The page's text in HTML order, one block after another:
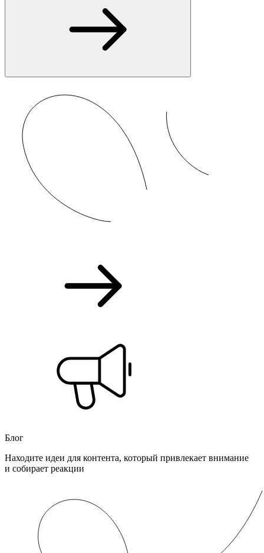
Блог
Находите идеи для контента, который привлекает внимание
и собирает реакции